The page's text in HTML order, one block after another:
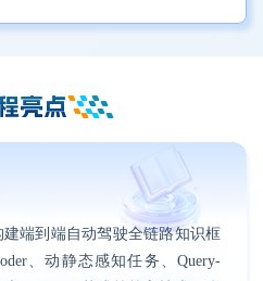
亮点
端到端自动驾驶全链路知识框
、动静态感知任务、Query-